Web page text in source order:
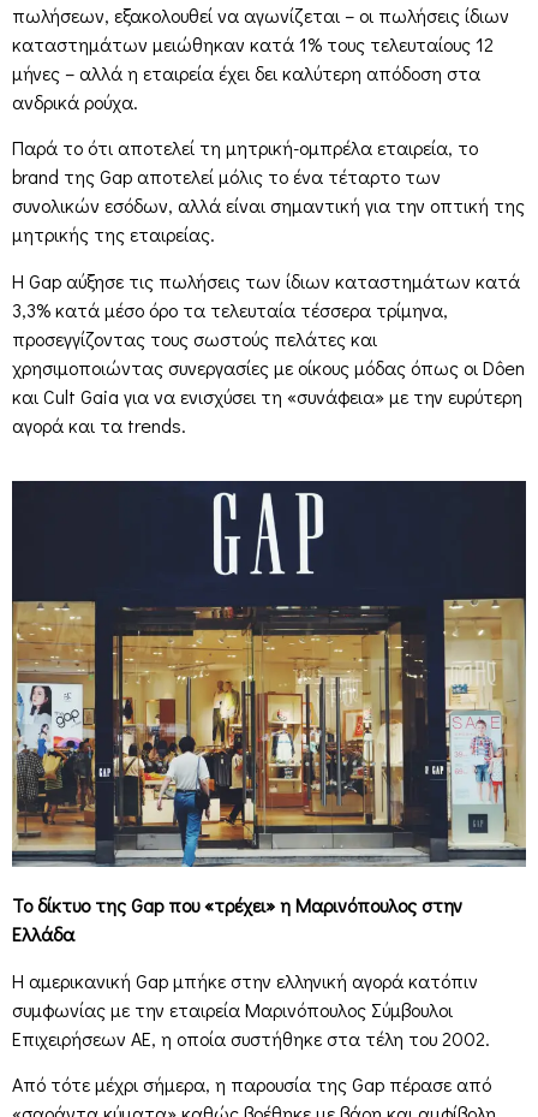
πωλήσεων, εξακολουθεί να αγωνίζεται – οι πωλήσεις ίδιων
καταστημάτων μειώθηκαν κατά 1% τους τελευταίους 12
μήνες – αλλά η εταιρεία έχει δει καλύτερη απόδοση στα
ανδρικά ρούχα.
Παρά το ότι αποτελεί τη μητρική-ομπρέλα εταιρεία, το
brand της Gap αποτελεί μόλις το ένα τέταρτο των
συνολικών εσόδων, αλλά είναι σημαντική για την οπτική της
μητρικής της εταιρείας.
Η Gap αύξησε τις πωλήσεις των ίδιων καταστημάτων κατά
3,3% κατά μέσο όρο τα τελευταία τέσσερα τρίμηνα,
προσεγγίζοντας τους σωστούς πελάτες και
χρησιμοποιώντας συνεργασίες με οίκους μόδας όπως οι Dôen
και Cult Gaia για να ενισχύσει τη «συνάφεια» με την ευρύτερη
αγορά και τα trends.
Το δίκτυο της Gap που «τρέχει» η Μαρινόπουλος στην
Ελλάδα
Η αμερικανική Gap μπήκε στην ελληνική αγορά κατόπιν
συμφωνίας με την εταιρεία Μαρινόπουλος Σύμβουλοι
Επιχειρήσεων ΑΕ, η οποία συστήθηκε στα τέλη του 2002.
Από τότε μέχρι σήμερα, η παρουσία της Gap πέρασε από